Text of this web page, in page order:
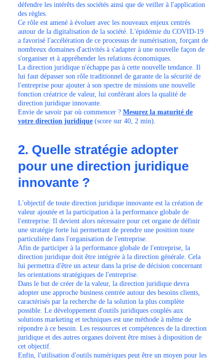
défendre les intérêts des sociétés ainsi que de veiller à l'application
des règles.
Ce rôle est amené à évoluer avec les nouveaux enjeux centrés
autour de la digitalisation de la société. L'épidémie du COVID-19
a favorisé l'accélération de ce processus de numérisation, forçant de
nombreux domaines d'activités à s'adapter à une nouvelle façon de
s'organiser et à appréhender les relations économiques.
La direction juridique n'échappe pas à cette nouvelle tendance. Il
lui faut dépasser son rôle traditionnel de garante de la sécurité de
l'entreprise pour ajouter à son spectre de missions une nouvelle
fonction créatrice de valeur, lui conférant alors la qualité de
direction juridique innovante.
Envie de savoir par où commencer ? Mesurez la maturité de
votre direction juridique (score sur 40, 2 min).
2. Quelle stratégie adopter
pour une direction juridique
innovante ?
L'objectif de toute direction juridique innovante est la création de
valeur ajoutée et la participation à la performance globale de
l'entreprise. Il devient alors nécessaire pour cet organe de définir
une stratégie forte lui permettant de prendre une position toute
particulière dans l'organisation de l'entreprise.
Afin de participer à la performance globale de l'entreprise, la
direction juridique doit être intégrée à la direction générale. Cela
lui permettra d'être un acteur dans la prise de décision concernant
les orientations stratégiques de l'entreprise.
Dans le but de créer de la valeur, la direction juridique devra
adopter une approche business centrée autour des besoins clients,
caractérisés par la recherche de la solution la plus complète
possible. Le développement d'outils juridiques couplés aux
solutions marketing et techniques est une méthode à même de
répondre à ce besoin. Les ressources et compétences de la direction
juridique et des autres organes doivent être mises à disposition de
cet objectif.
Enfin, l'utilisation d'outils numériques peut être un moyen pour les